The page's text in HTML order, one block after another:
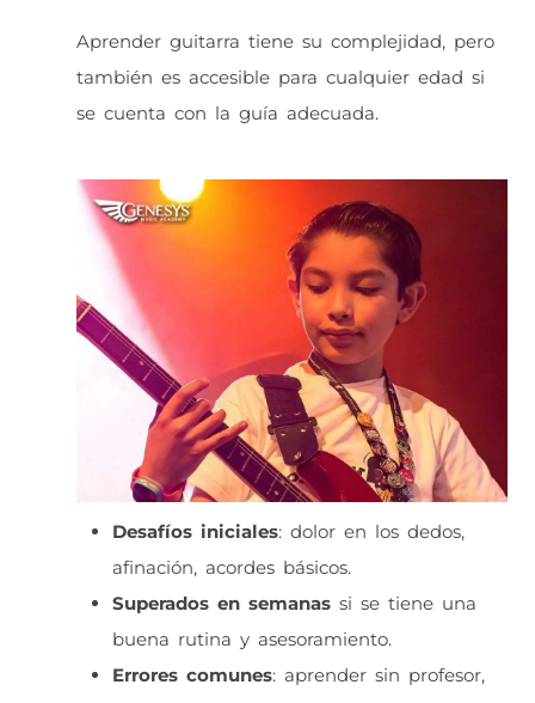
Aprender guitarra tiene su complejidad, pero
también es accesible para cualquier edad si
se cuenta con la guía adecuada.
Desafíos iniciales: dolor en los dedos,
afinación, acordes básicos.
Superados en semanassi se tiene una
buena rutina y asesoramiento.
Errores comunes: aprender sin profesor,